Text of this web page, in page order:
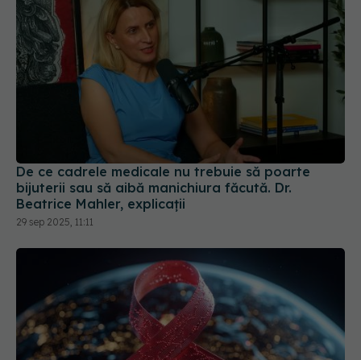
De ce cadrele medicale nu trebuie să poarte
bijuterii sau să aibă manichiura făcută. Dr.
Beatrice Mahler, explicații
29 sep 2025, 11:11